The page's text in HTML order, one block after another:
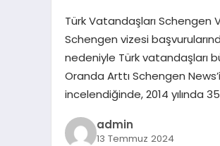
Türk Vatandaşları Schengen
Schengen vizesi
nedeniyle Türk vatandaşları
Oranda Arttı Schengen
incelendiğinde, 2014 yılında
admin
13 Temmuz 2024